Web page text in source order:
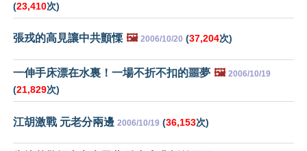
(23,410次)
張戎的高見讓中共顫慄 🖼️ 2006/10/20 (37,204次)
一伸手床漂在水裏！一場不折不扣的噩夢 🖼️ 2006/10/19
(21,829次)
江胡激戰 元老分兩邊 2006/10/19 (36,153次)